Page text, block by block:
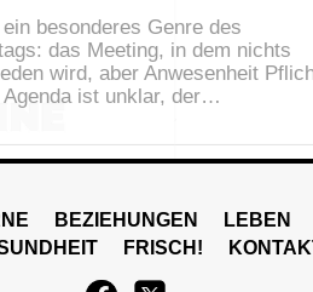
besonderes Genre des
das Meeting, in dem nichts
wird, aber Anwesenheit
Agenda ist unklar, der…
BEZIEHUNGEN
LEBEN
FRISCH!